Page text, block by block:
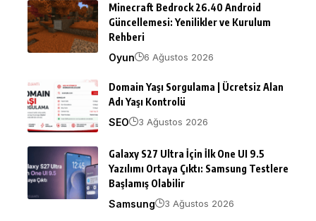
Minecraft Bedrock 26.40 Android
Güncellemesi: Yenilikler ve Kurulum
Rehberi
Oyun
6 Ağustos 2026
Domain Yaşı Sorgulama | Ücretsiz Alan
Adı Yaşı Kontrolü
SEO
3 Ağustos 2026
Galaxy S27 Ultra İçin İlk One UI 9.5
Yazılımı Ortaya Çıktı: Samsung Testlere
Başlamış Olabilir
Samsung
3 Ağustos 2026